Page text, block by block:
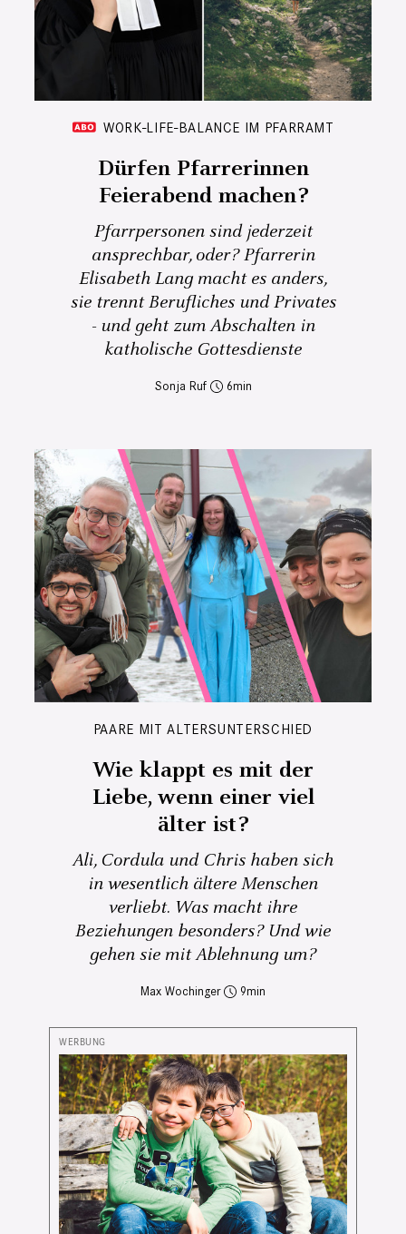
WORK-LIFE-BALANCE IM PFARRAMT
Dürfen Pfarrerinnen
Feierabend machen?
Pfarrpersonen sind jederzeit
ansprechbar, oder? Pfarrerin
Elisabeth Lang macht es anders,
sie trennt Berufliches und Privates
- und geht zum Abschalten in
katholische Gottesdienste
Sonja Ruf 6
PAARE MIT ALTERSUNTERSCHIED
Wie klappt es mit der
Liebe, wenn einer viel
älter ist?
Ali, Cordula und Chris haben sich
in wesentlich ältere Menschen
verliebt. Was macht ihre
Beziehungen besonders? Und wie
gehen sie mit Ablehnung um?
Max Wochinger 9